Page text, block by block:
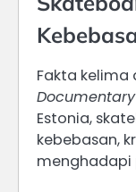
Fakta kelima
Documentary
Estonia,
kebebasan,
menghadapi